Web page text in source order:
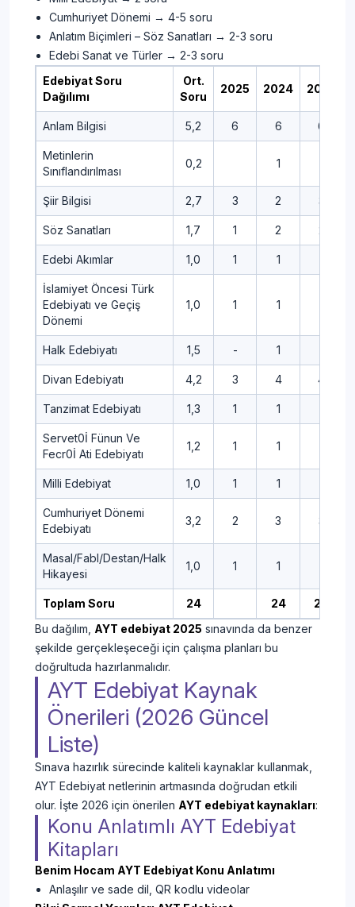
Cumhuriyet Dönemi → 4-5 soru
Anlatım Biçimleri – Söz Sanatları → 2-3 soru
Edebi Sanat ve Türler → 2-3 soru
Edebiyat Soru
Dağılımı
Ort.
Soru
2025 2024 2023
Anlam Bilgisi 5,2 6 6 6
Metinlerin
Sınıflandırılması
0,2 1
Şiir Bilgisi 2,7 3 2 3
Söz Sanatları 1,7 1 2 2
Edebi Akımlar 1,0 1 1
İslamiyet Öncesi Türk
Edebiyatı ve Geçiş
Dönemi
1,0 1 1
Halk Edebiyatı 1,5 - 1
Divan Edebiyatı 4,2 3 4 4
Tanzimat Edebiyatı 1,3 1 1
Servet0İ Fünun Ve
Fecr0İ Ati Edebiyatı
1,2 1 1
Milli Edebiyat 1,0 1 1
Cumhuriyet Dönemi
Edebiyatı
3,2 2 3 3
Masal/Fabl/Destan/Halk
Hikayesi
1,0 1 1
Toplam Soru 24 24
24
Bu dağılım, AYT edebiyat 2025 sınavında da benzer
şekilde gerçekleşeceği için çalışma planları bu
doğrultuda hazırlanmalıdır.
AYT Edebiyat Kaynak
Önerileri (2026 Güncel
Liste)
Sınava hazırlık sürecinde kaliteli kaynaklar kullanmak,
AYT Edebiyat netlerinin artmasında doğrudan etkili
olur. İşte 2026 için önerilen AYT edebiyat kaynakları:
Konu Anlatımlı AYT Edebiyat
Kitapları
Benim Hocam AYT Edebiyat Konu Anlatımı
Anlaşılır ve sade dil, QR kodlu videolar